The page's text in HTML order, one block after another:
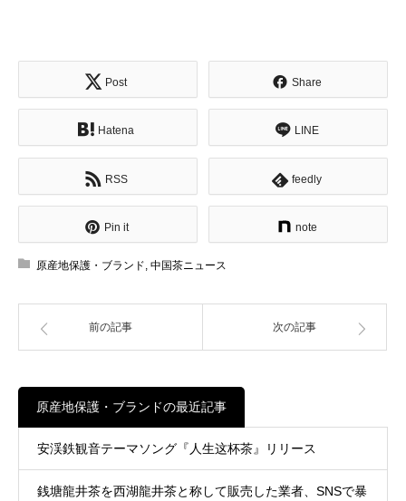
Post Share
Hatena LINE
RSS feedly
Pin it note
原産地保護・ブランド, 中国茶ニュース
前の記事 次の記事
原産地保護・ブランドの最近記事
安渓鉄観音テーマソング『人生这杯茶』リリース
銭塘龍井茶を西湖龍井茶と称して販売した業者、SNSで暴